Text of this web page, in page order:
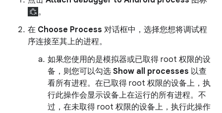
。
在 Choose Process 对话框中，选择您想将调试程
序连接至其上的进程。
如果您使用的是模拟器或已取得 root 权限的设
备，则您可以勾选 Show all processes 以查
看所有进程。在已取得 root 权限的设备上，执
行此操作会显示设备上在运行的所有进程。不
过，在未取得 root 权限的设备上，执行此操作